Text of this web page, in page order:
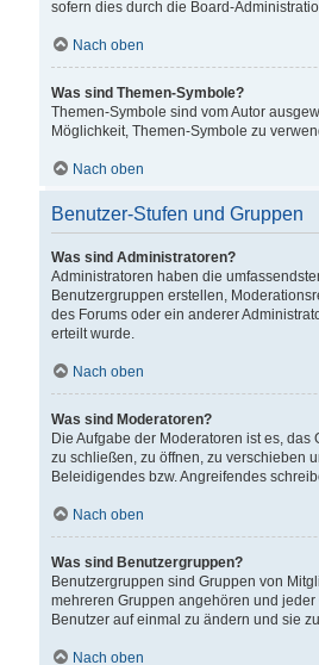
sofern dies durch die Board-
Nach oben
Was sind Themen-Symbole?
Themen-Symbole sind vom Autor
Möglichkeit, Themen-Symbole zu
Nach oben
Benutzer-Stufen und Gruppen
Was sind Administratoren?
Administratoren haben die
Benutzergruppen erstellen,
des Forums oder ein anderer
erteilt wurde.
Nach oben
Was sind Moderatoren?
Die Aufgabe der Moderatoren ist es,
zu schließen, zu öffnen, zu verschieben
Beleidigendes bzw. Angreifendes
Nach oben
Was sind Benutzergruppen?
Benutzergruppen sind Gruppen von
mehreren Gruppen angehören und
Benutzer auf einmal zu ändern und sie
Nach oben